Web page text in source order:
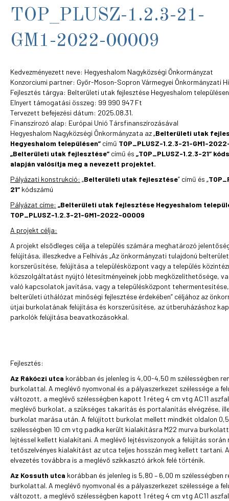
TOP_PLUSZ-1.2.3-21-
GM1-2022-00009
Kedvezményezett neve: Hegyeshalom Nagyközségi Önkormányzat
Konzorciumi partner: Győr-Moson-Sopron Vármegyei Önkormányzati
Fejlesztés tárgya: Belterületi utak fejlesztése Hegyeshalom településen
Elnyert támogatási összeg: 99 990 947 Ft
Tervezett befejezési dátum: 2025.08.31.
Finanszírozó alap: Európai Unió Társfinanszírozásával
Hegyeshalom Nagyközségi Önkormányzata az „Belterületi utak
Hegyeshalom településen” című TOP_PLUSZ-1.2.3-21-GM1-
„Belterületi utak fejlesztése” című és „TOP_PLUSZ-1.2.3-21”
alapján valósítja meg a nevezett projektet.
Pályázati konstrukció: „Belterületi utak fejlesztése” című és „
21” kódszámú
Pályázat címe: „Belterületi utak fejlesztése Hegyeshalom
TOP_PLUSZ-1.2.3-21-GM1-2022-00009
A projekt célja:
A projekt elsődleges célja a település számára meghatározó
felújítása, illeszkedve a Felhívás „Az önkormányzati tulajdonú
korszerűsítése, felújítása a településközpont vagy a település
közszolgáltatást nyújtó létesítményeinek jobb megközelíthetősége,
való kapcsolatok javítása, vagy a településközpont
belterületi úthálózat minőségi fejlesztése érdekében” céljához az
útjai burkolatának felújítása és korszerűsítése, az útberuházáshoz
parkolók felújítása beavatkozásokkal.
Fejlesztés:
Az Rákóczi utca korábban és jelenleg is 4,00-4,50 m szélességben
burkolattal. A meglévő nyomvonal és a pályaszerkezet szélessége a
változott, a meglévő szélességben kapott 1 réteg 4 cm vtg AC11
meglévő burkolat, a szükséges takarítás és portalanítás elvégzése,
burkolat marása után. A felújított burkolat mellett mindkét oldalon
szélességben 10 cm vtg padka került kialakításra M22 murva
lejtéssel kellett kialakítani. A meglévő lejtésviszonyok a felújítás
tetőszelvényes kialakítást az utca teljes hosszán meg kellett tartani.
elvezetés továbbra is a meglévő szikkasztó árkok felé történik.
Az Kossuth utca korábban és jelenleg is 5,80 – 6,00 m szélességben
burkolattal. A meglévő nyomvonal és a pályaszerkezet szélessége a
változott, a meglévő szélességben kapott 1 réteg 4 cm vtg AC11